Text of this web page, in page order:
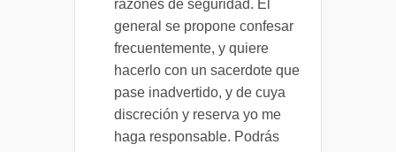
razones de seguridad. El
general se propone confesar
frecuentemente, y quiere
hacerlo con un sacerdote que
pase inadvertido, y de cuya
discreción y reserva yo me
haga responsable. Podrás